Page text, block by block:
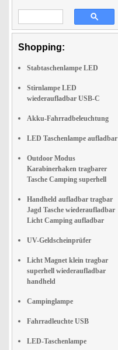
Shopping:
Stabtaschenlampe LED
Stirnlampe LED
wiederaufladbar USB-C
Akku-Fahrradbeleuchtung
LED Taschenlampe aufladbar
Outdoor Modus
Karabinerhaken tragbarer
Tasche Camping superhell
Handheld aufladbar tragbar
Jagd Tasche wiederaufladbar
Licht Camping aufladbar
UV-Geldscheinprüfer
Licht Magnet klein tragbar
superhell wiederaufladbar
handheld
Campinglampe
Fahrradleuchte USB
LED-Taschenlampe